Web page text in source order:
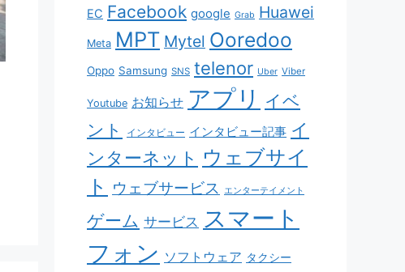
EC Facebook google Grab Huawei
Meta MPT Mytel Ooredoo
Oppo Samsung SNS telenor Uber Viber
Youtube お知らせ アプリ イベ
ント
インタビュー インタビュー記事 イ
ンターネット ウェブサイ
ト ウェブサービス エンターテイメント
ゲーム サービス スマート
フォン ソフトウェア タクシー